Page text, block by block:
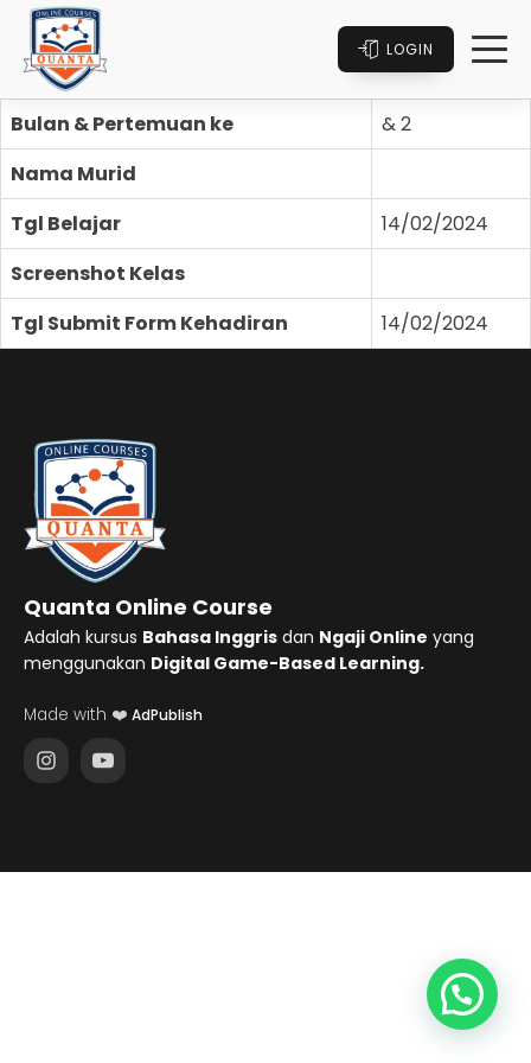
LOGIN
Bulan & Pertemuan ke
& 2
Nama Murid
Tgl Belajar
14/02/2024
Screenshot Kelas
Tgl Submit Form Kehadiran
14/02/2024
Quanta Online Course
Adalah kursus Bahasa Inggris dan Ngaji Online yang
menggunakan Digital Game-Based Learning.
Made with ❤️ AdPublish